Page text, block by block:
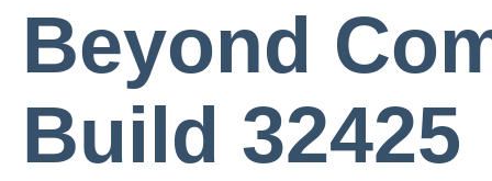
Beyond
Build 32425